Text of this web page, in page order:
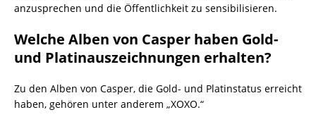
anzusprechen und die Öffentlichkeit zu sensibilisieren.
Welche Alben von Casper haben Gold-
und Platinauszeichnungen erhalten?
Zu den Alben von Casper, die Gold- und Platinstatus erreicht
haben, gehören unter anderem „XOXO.“